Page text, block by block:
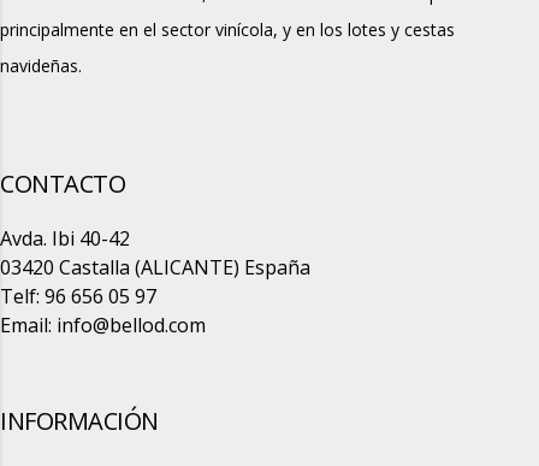
principalmente en el sector vinícola, y en los lotes y cestas
navideñas.
CONTACTO
Avda. Ibi 40-42
03420 Castalla (ALICANTE) España
Telf: 96 656 05 97
Email: info@bellod.com
INFORMACIÓN